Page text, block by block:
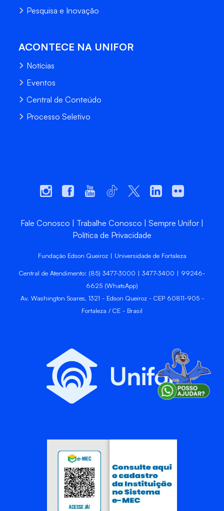
Pesquisa e Inovação
ACONTECE NA UNIFOR
Notícias
Eventos
Central de Conteúdo
Processo Seletivo
Fale Conosco Trabalhe Conosco
Sempre Unifor
Política de Privacidade
Fundação Edson Queiroz | Universidade de Fortaleza
Central de Atendimento: (85) 3477-3000 | 3477-3400 | 99246-
6625 (WhatsApp)
Av. Washington Soares, 1321 - Edson Queiroz - CEP 60811-905 -
Fortaleza / CE - Brasil